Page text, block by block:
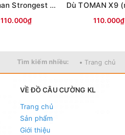
Dù Toman Strongest X8-100m (màu vàng)
110.000₫ 110.000₫
Tìm kiếm nhiều: • Trang chủ
VỀ ĐỒ CÂU CƯỜNG KL
Trang chủ
Sản phẩm
Giới thiệu